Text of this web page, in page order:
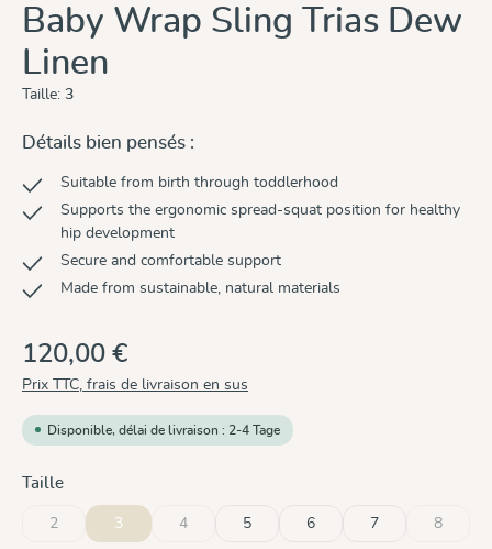
Note moyenne de 0 sur 5 étoiles
Baby Wrap Sling Trias Dew
Linen
Taille: 3
Détails bien pensés :
Suitable from birth through toddlerhood
Supports the ergonomic spread-squat position for healthy
hip development
Secure and comfortable support
Made from sustainable, natural materials
120,00 €
Prix TTC, frais de livraison en sus
Disponible, délai de livraison : 2-4 Tage
Sélectionnez
Taille
2
(Cette option n'est pas disponible pour le moment.)
3 4 5 6 7 8